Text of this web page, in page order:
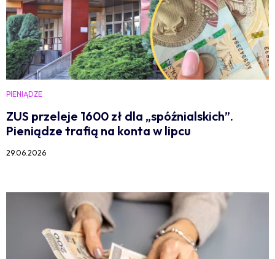
PIENIĄDZE
ZUS przeleje 1600 zł dla „spóźnialskich”.
Pieniądze trafią na konta w lipcu
29.06.2026